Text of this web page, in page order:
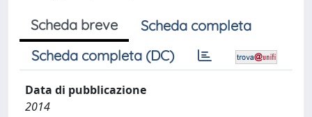
Scheda breve
Scheda completa
Scheda completa (DC)
Data di pubblicazione
2014